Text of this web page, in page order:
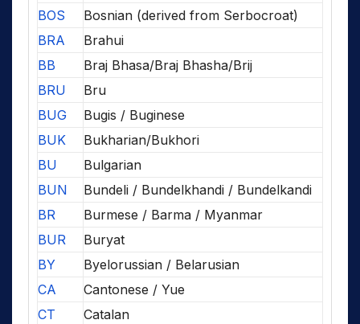
BOS
Bosnian (derived from Serbocroat)
BRA
Brahui
BB
Braj Bhasa/Braj Bhasha/Brij
BRU
Bru
BUG
Bugis / Buginese
BUK
Bukharian/Bukhori
BU
Bulgarian
BUN
Bundeli / Bundelkhandi / Bundelkandi
BR
Burmese / Barma / Myanmar
BUR
Buryat
BY
Byelorussian / Belarusian
CA
Cantonese / Yue
CT
Catalan